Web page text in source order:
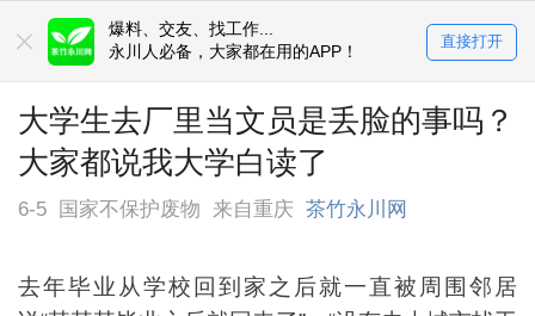
爆料、交友、找工作...
永川人必备，大家都在用的APP！
直接打开
大学生去厂里当文员是丢脸的事吗？
大家都说我大学白读了
6-5 国家不保护废物 来自重庆 茶竹永川网
去年毕业从学校回到家之后就一直被周围邻居